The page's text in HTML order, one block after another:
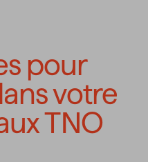
pour
votre
TNO